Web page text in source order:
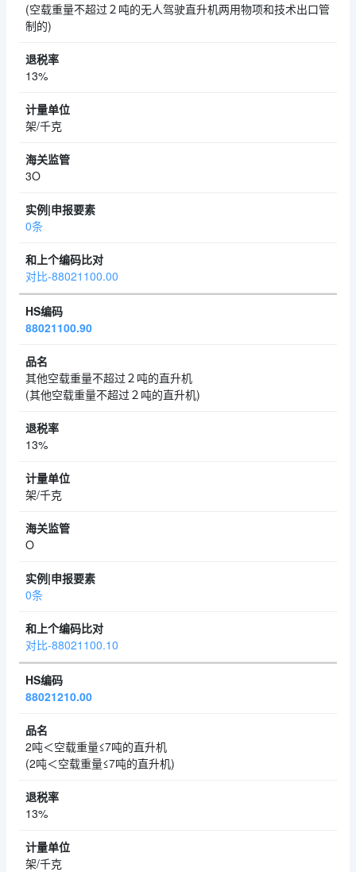
(空载重量不超过２吨的无人驾驶直升机两用物项和技术出口管
制的)
13%
架/千克
3O
0条
对比-88021100.00
88021100.90
其他空载重量不超过２吨的直升机
(其他空载重量不超过２吨的直升机)
13%
架/千克
O
0条
对比-88021100.10
88021210.00
2吨＜空载重量≤7吨的直升机
(2吨＜空载重量≤7吨的直升机)
13%
架/千克